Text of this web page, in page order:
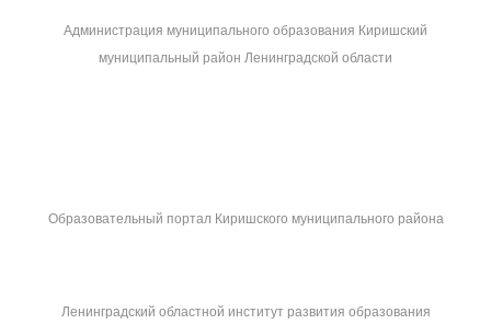
Администрация муниципального образования Киришский
муниципальный район Ленинградской области
Образовательный портал Киришского муниципального района
Ленинградский областной институт развития образования